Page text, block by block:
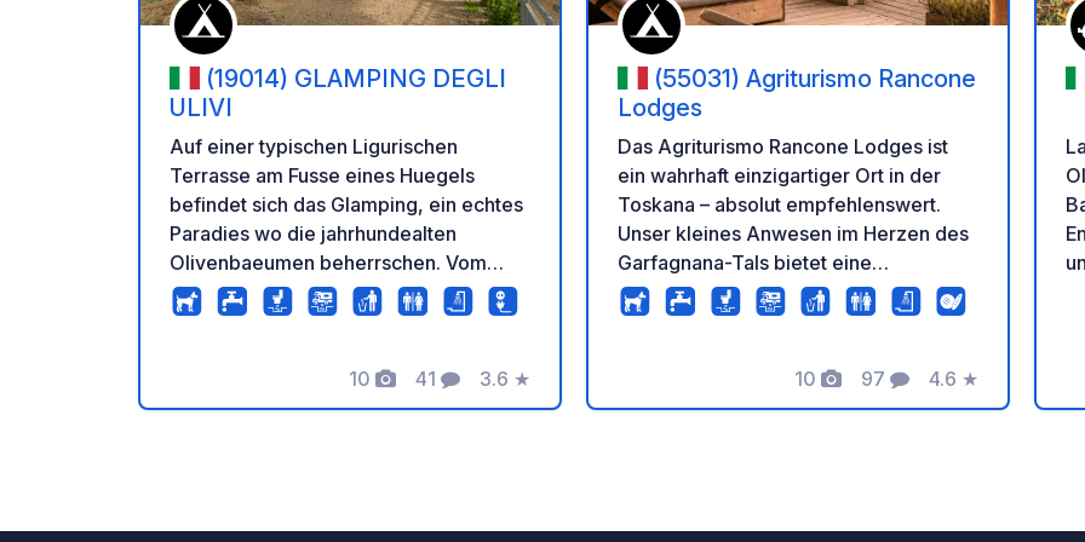
(19014) GLAMPING DEGLI
ULIVI
Auf einer typischen Ligurischen
Terrasse am Fusse eines Huegels
befindet sich das Glamping, ein echtes
Paradies wo die jahrhundealten
Olivenbaeumen beherrschen. Vom
Maher nur 100 Mater entfernt, 5
Minuten zu Fuss vom Bahnhof und vom
Marina, koennen Sie alles geniessen,
was Ihnen am liebsten ist,beginnend
10
Fotos
41
Kommentare
3.6
Bewertung
★
(55031) Agriturismo Rancone
Lodges
Das Agriturismo Rancone Lodges ist
ein wahrhaft einzigartiger Ort in der
Toskana – absolut empfehlenswert.
Unser kleines Anwesen im Herzen des
Garfagnana-Tals bietet eine
fantastische Mischung aus luxuriösem
Glamping, komfortablen
Bauernhofatmosphäre. Tiere spielen
hier eine wichtige Rolle im Alltag:
10
Fotos
97
Kommentare
4.6
Bewertung
★